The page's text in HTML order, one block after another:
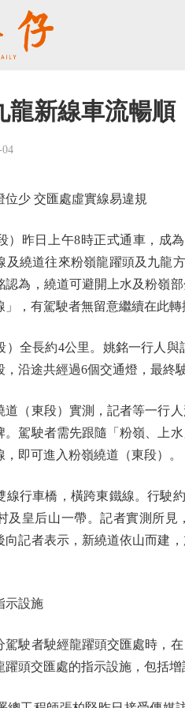
龍新線車流暢順
04
交匯處虛實線易違規
日上午8時正式通車，成為
及繞道往來粉嶺龍躍頭及九龍
認為，繞道可避開上水及粉嶺
，有駕駛者無留意繼續在此轉
長約4公里。姚銘一行人與
沿途共經過6個交通燈，最終
東段）實測，記者等一行人
。駕駛者需先跟隨「粉嶺、上
即可進入粉嶺繞道（東段）。
車橋，橫跨東鐵線。行駛約
及皇后山一帶。記者實測所
向記者表示，新繞道依山而建
設施
者駛經龍躍頭交匯處時，在
頭交匯處的指示設施，包括